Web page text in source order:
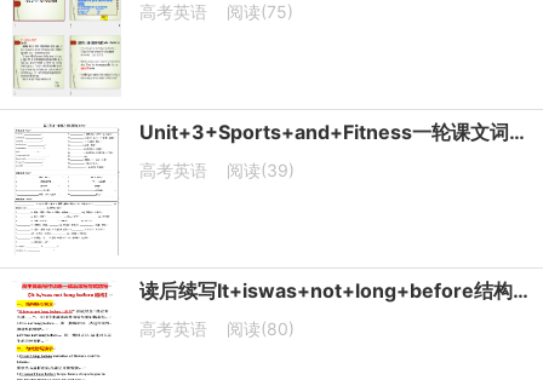
高考英语 阅读(75)
Unit+3+Sports+and+Fitness一轮课文词汇默写单+-2026届高三英语人教版必修第一册
高考英语 阅读(39)
读后续写It+iswas+not+long+before结构句式仿写训练-2026届高三英语一轮复习
高考英语 阅读(80)